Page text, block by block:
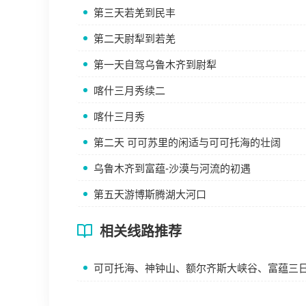
第三天若羌到民丰
第二天尉犁到若羌
第一天自驾乌鲁木齐到尉犁
喀什三月秀续二
喀什三月秀
第二天 可可苏里的闲适与可可托海的壮阔
乌鲁木齐到富蕴-沙漠与河流的初遇
第五天游博斯腾湖大河口
相关线路推荐
可可托海、神钟山、额尔齐斯大峡谷、富蕴三